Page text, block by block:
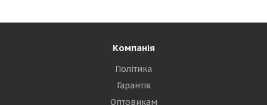
Компанія
Політика
Гарантія
Оптовикам